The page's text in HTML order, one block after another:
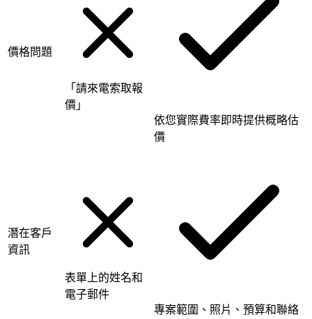
價格問題
「請來電索取報
價」
依您實際費率即時提供概略估
價
潛在客戶
資訊
表單上的姓名和
電子郵件
專案範圍、照片、預算和聯絡